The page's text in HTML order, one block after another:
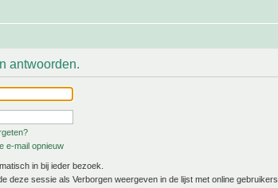
antwoorden.
e-mail opnieuw
in bij ieder bezoek.
deze sessie als Verborgen weergeven in de lijst met online gebruikers.